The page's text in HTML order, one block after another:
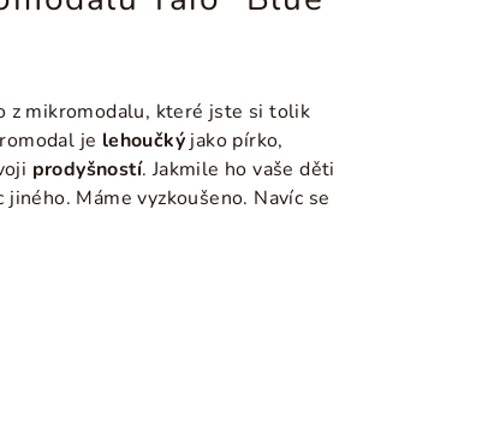
z mikromodalu, které jste si tolik
je lehoučký jako pírko,
prodyšností. Jakmile ho vaše děti
Máme vyzkoušeno. Navíc se